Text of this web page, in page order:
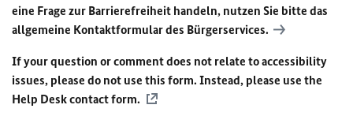
eine Frage zur Barrierefreiheit handeln, nutzen Sie bitte das
allgemeine Kontaktformular des Bürgerservices.
If your question or comment does not relate to accessibility
issues, please do not use this form. Instead, please use the
Help Desk contact form.